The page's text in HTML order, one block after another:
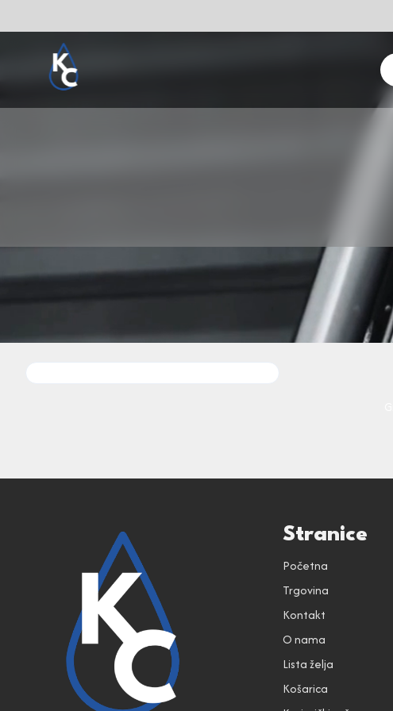
Stranice
Početna
Trgovina
Kontakt
O nama
Lista želja
Košarica